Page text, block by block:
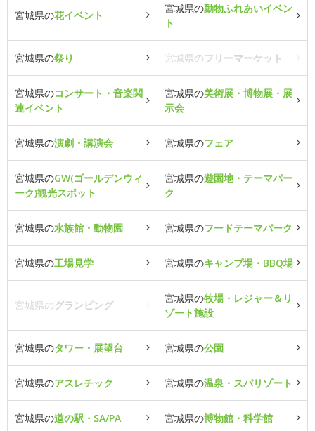
宮城県の花イベント
宮城県の動物ふれあいイベン
ト
宮城県の祭り 宮城県のフリーマーケット
宮城県のコンサート・音楽関
連イベント
宮城県の美術展・博物展・展
示会
宮城県の演劇・講演会 宮城県のフェア
宮城県のGW(ゴールデンウィ
ーク)観光スポット
宮城県の遊園地・テーマパー
ク
宮城県の水族館・動物園 宮城県のフードテーマパーク
宮城県の工場見学 宮城県のキャンプ場・BBQ場
宮城県のグランピング
宮城県の牧場・レジャー＆リ
ゾート施設
宮城県のタワー・展望台 宮城県の公園
宮城県のアスレチック 宮城県の温泉・スパリゾート
宮城県の道の駅・SA/PA 宮城県の博物館・科学館